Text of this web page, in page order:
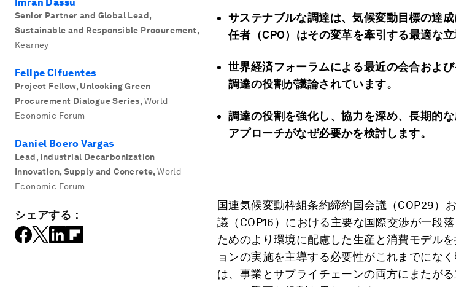
Senior Partner and Global Lead,
Sustainable and Responsible Procurement,
Kearney
Felipe Cifuentes
Project Fellow, Unlocking Green
Procurement Dialogue Series, World
Economic Forum
Daniel Boero Vargas
Lead, Industrial Decarbonization
Innovation, Supply and Concrete, World
Economic Forum
シェアする：
サステナブルな調達は、気候変動目標の達
任者（CPO）はその変革を牽引する最適な立
世界経済フォーラムによる最近の会合および
調達の役割が議論されています。
調達の役割を強化し、協力を深め、長期的
アプローチがなぜ必要かを検討します。
国連気候変動枠組条約締約国会議（COP29）
議（COP16）における主要な国際交渉が一段
ためのより環境に配慮した生産と消費モデル
ョンの実施を主導する必要性がこれまでにな
は、事業とサプライチェーンの両方にまたが